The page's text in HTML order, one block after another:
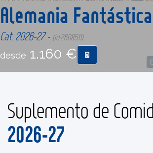
COMPRAR
CONTACTO
Alemania Fantástica
Cat. 2026-27 - (id:2608511)
desde 1.160 €
Suplemento de
2026-27